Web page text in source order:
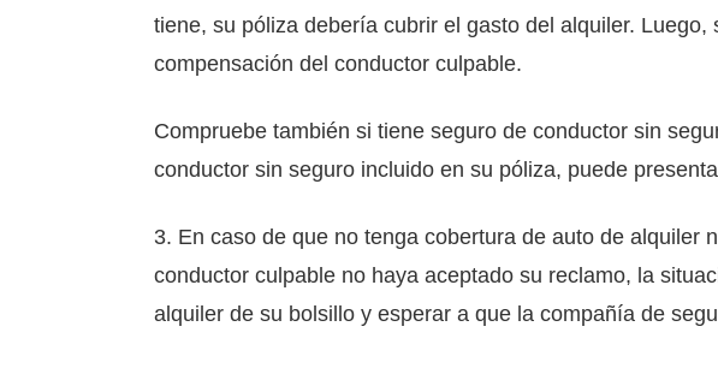
tiene, su póliza debería cubrir el gasto del alquiler.
compensación del conductor culpable.
Compruebe también si tiene seguro de conductor sin
conductor sin seguro incluido en su póliza, puede
3. En caso de que no tenga cobertura de auto de alquiler
conductor culpable no haya aceptado su reclamo, la
alquiler de su bolsillo y esperar a que la compañía de